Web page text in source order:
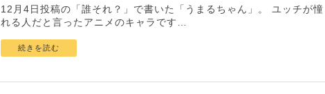
12月4日投稿の「誰それ？」で書いた「うまるちゃん」。 ユッチが憧
れる人だと言ったアニメのキャラです…
続きを読む